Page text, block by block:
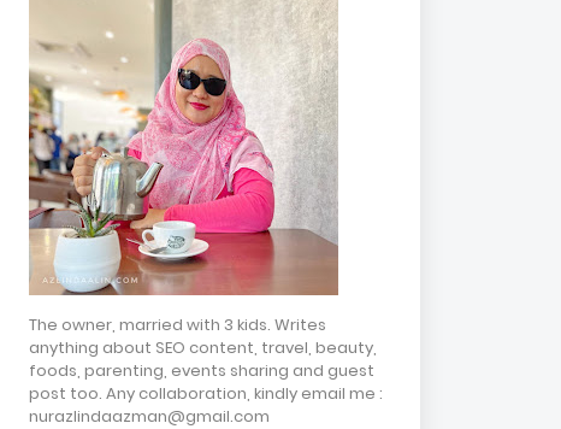
The owner, married with 3 kids. Writes
anything about SEO content, travel, beauty,
foods, parenting, events sharing and guest
post too. Any collaboration, kindly email me :
nurazlindaazman@gmail.com